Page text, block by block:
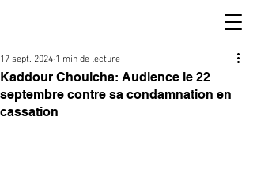
Kaddour Chouicha: Audience le 22
septembre contre sa condamnation en
cassation
17 sept. 2024 1 min de lecture